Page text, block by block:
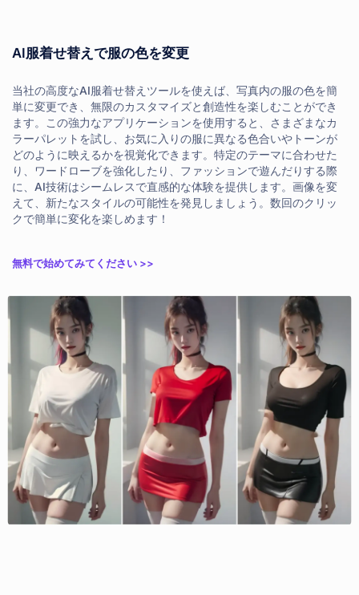
AI服着せ替えで服の色を変更
当社の高度なAI服着せ替えツールを使えば、写真内の服の色を簡
単に変更でき、無限のカスタマイズと創造性を楽しむことができ
ます。この強力なアプリケーションを使用すると、さまざまなカ
ラーパレットを試し、お気に入りの服に異なる色合いやトーンが
どのように映えるかを視覚化できます。特定のテーマに合わせた
り、ワードローブを強化したり、ファッションで遊んだりする際
に、AI技術はシームレスで直感的な体験を提供します。画像を変
えて、新たなスタイルの可能性を発見しましょう。数回のクリッ
クで簡単に変化を楽しめます！
無料で始めてみてください >>